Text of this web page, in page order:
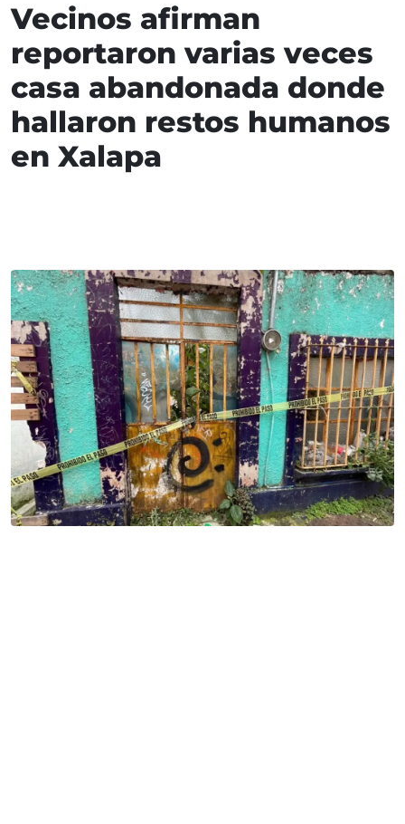
Vecinos afirman
reportaron varias veces
casa abandonada donde
hallaron restos humanos
en Xalapa